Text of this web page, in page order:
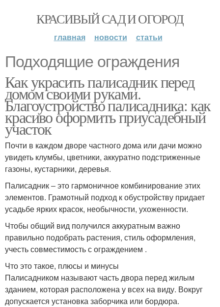
КРАСИВЫЙ САД И ОГОРОД
главная новости статьи
Подходящие ограждения
Как украсить палисадник перед
домом своими руками.
Благоустройство палисадника: как
красиво оформить приусадебный
участок
Почти в каждом дворе частного дома или дачи можно
увидеть клумбы, цветники, аккуратно подстриженные
газоны, кустарники, деревья.
Палисадник ‒ это гармоничное комбинирование этих
элементов. Грамотный подход к обустройству придает
усадьбе ярких красок, необычности, ухоженности.
Чтобы общий вид получился аккуратным важно
правильно подобрать растения, стиль оформления,
учесть совместимость с ограждением .
Что это такое, плюсы и минусы
Палисадником называют часть двора перед жилым
зданием, которая расположена у всех на виду. Вокруг
допускается установка заборчика или бордюра.